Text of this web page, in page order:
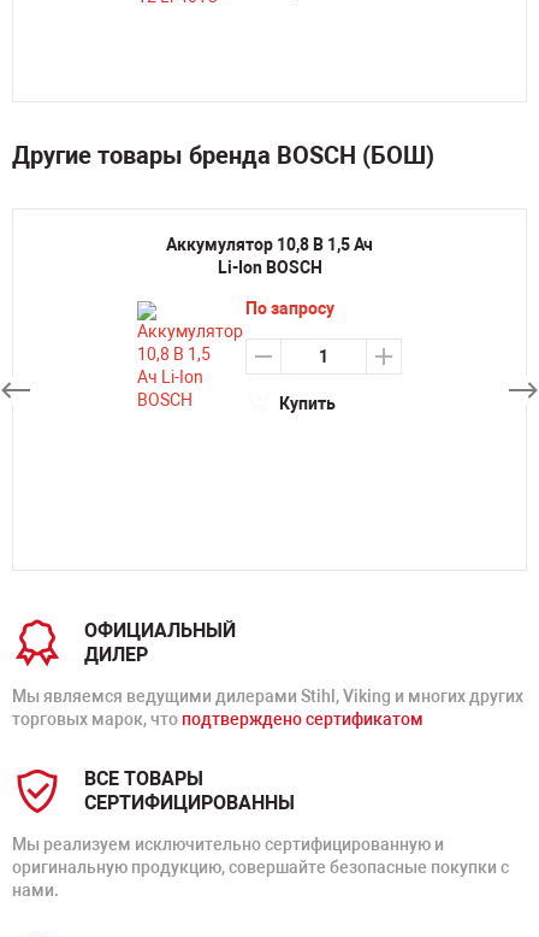
Другие товары бренда BOSCH (БОШ)
Аккумулятор 10,8 В 1,5 Ач
Li-Ion BOSCH
По запросу
Купить
ОФИЦИАЛЬНЫЙ
ДИЛЕР
Мы являемся ведущими дилерами Stihl, Viking и многих других
торговых марок, что подтверждено сертификатом
ВСЕ ТОВАРЫ
СЕРТИФИЦИРОВАННЫ
Мы реализуем исключительно сертифицированную и
оригинальную продукцию, совершайте безопасные покупки с
нами.